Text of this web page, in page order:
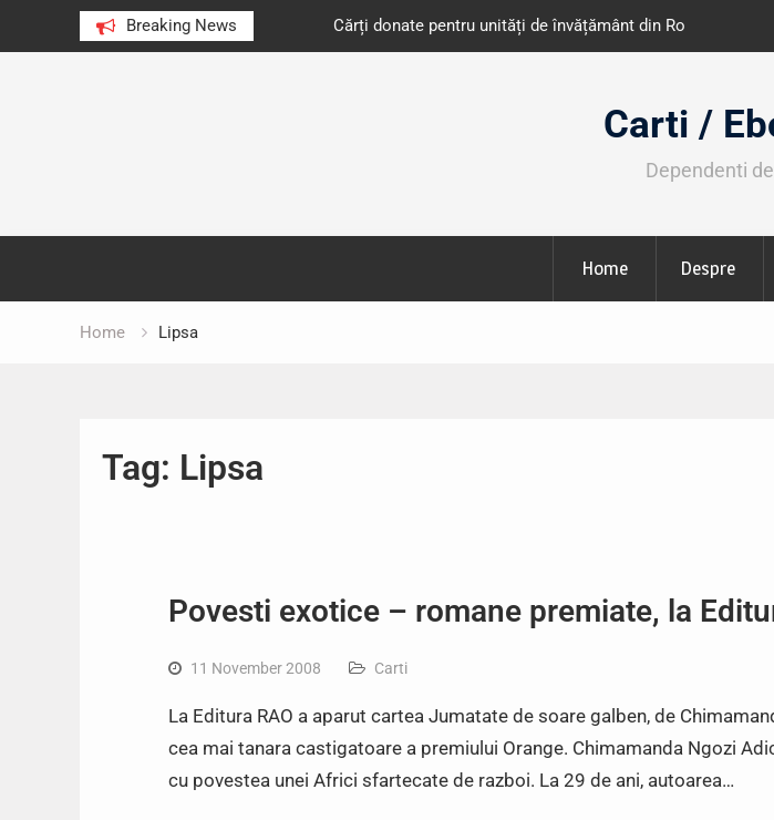
Breaking News
au citit românii în 2023 Cărți donate pentru unități de învățământ din România
octombrie
Carti /
Dependenti
Home Despre
Home Lipsa
Tag: Lipsa
Povesti exotice – romane premiate, la
11 November 2008 Carti
La Editura RAO a aparut cartea Jumatate de soare galben, de
cea mai tanara castigatoare a premiului Orange. Chimamanda Ngozi
cu povestea unei Africi sfartecate de razboi. La 29 de ani, autoarea…